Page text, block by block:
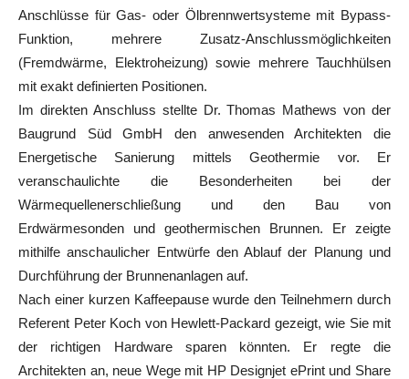
Anschlüsse für Gas- oder Ölbrennwertsysteme mit Bypass-
Funktion, mehrere Zusatz-Anschlussmöglichkeiten
(Fremdwärme, Elektroheizung) sowie mehrere Tauchhülsen
mit exakt definierten Positionen.
Im direkten Anschluss stellte Dr. Thomas Mathews von der
Baugrund Süd GmbH den anwesenden Architekten die
Energetische Sanierung mittels Geothermie vor. Er
veranschaulichte die Besonderheiten bei der
Wärmequellenerschließung und den Bau von
Erdwärmesonden und geothermischen Brunnen. Er zeigte
mithilfe anschaulicher Entwürfe den Ablauf der Planung und
Durchführung der Brunnenanlagen auf.
Nach einer kurzen Kaffeepause wurde den Teilnehmern durch
Referent Peter Koch von Hewlett-Packard gezeigt, wie Sie mit
der richtigen Hardware sparen könnten. Er regte die
Architekten an, neue Wege mit HP Designjet ePrint und Share